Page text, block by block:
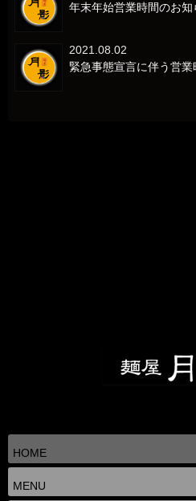
年末年始営業時間のお知
2021.08.02
緊急事態宣言に伴う営業
HOME
MENU